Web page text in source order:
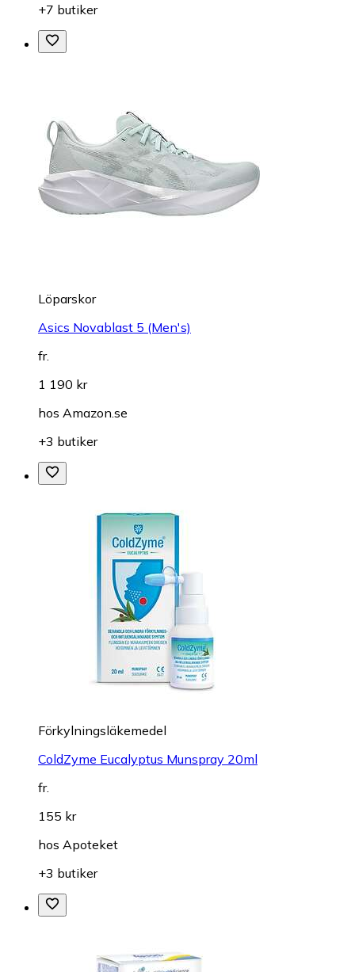
+7 butiker
Löparskor
Asics Novablast 5 (Men's)
fr.
1 190 kr
hos Amazon.se
+3 butiker
Förkylningsläkemedel
ColdZyme Eucalyptus Munspray 20ml
fr.
155 kr
hos Apoteket
+3 butiker